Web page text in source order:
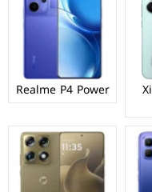
Realme P4 Power